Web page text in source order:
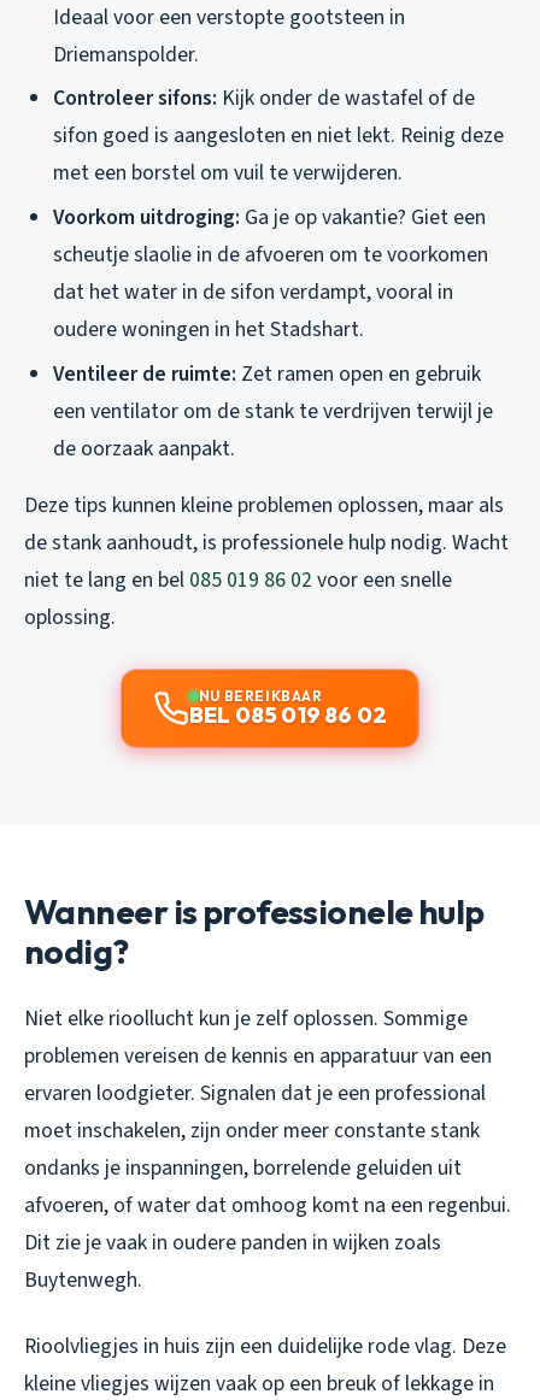
Ideaal voor een verstopte gootsteen in
Driemanspolder.
Controleer sifons: Kijk onder de wastafel of de
sifon goed is aangesloten en niet lekt. Reinig deze
met een borstel om vuil te verwijderen.
Voorkom uitdroging: Ga je op vakantie? Giet een
scheutje slaolie in de afvoeren om te voorkomen
dat het water in de sifon verdampt, vooral in
oudere woningen in het Stadshart.
Ventileer de ruimte: Zet ramen open en gebruik
een ventilator om de stank te verdrijven terwijl je
de oorzaak aanpakt.
Deze tips kunnen kleine problemen oplossen, maar als
de stank aanhoudt, is professionele hulp nodig. Wacht
niet te lang en bel 085 019 86 02 voor een snelle
oplossing.
NU BEREIKBAAR
BEL 085 019 86 02
Wanneer is professionele hulp
nodig?
Niet elke rioollucht kun je zelf oplossen. Sommige
problemen vereisen de kennis en apparatuur van een
ervaren loodgieter. Signalen dat je een professional
moet inschakelen, zijn onder meer constante stank
ondanks je inspanningen, borrelende geluiden uit
afvoeren, of water dat omhoog komt na een regenbui.
Dit zie je vaak in oudere panden in wijken zoals
Buytenwegh.
Rioolvliegjes in huis zijn een duidelijke rode vlag. Deze
kleine vliegjes wijzen vaak op een breuk of lekkage in